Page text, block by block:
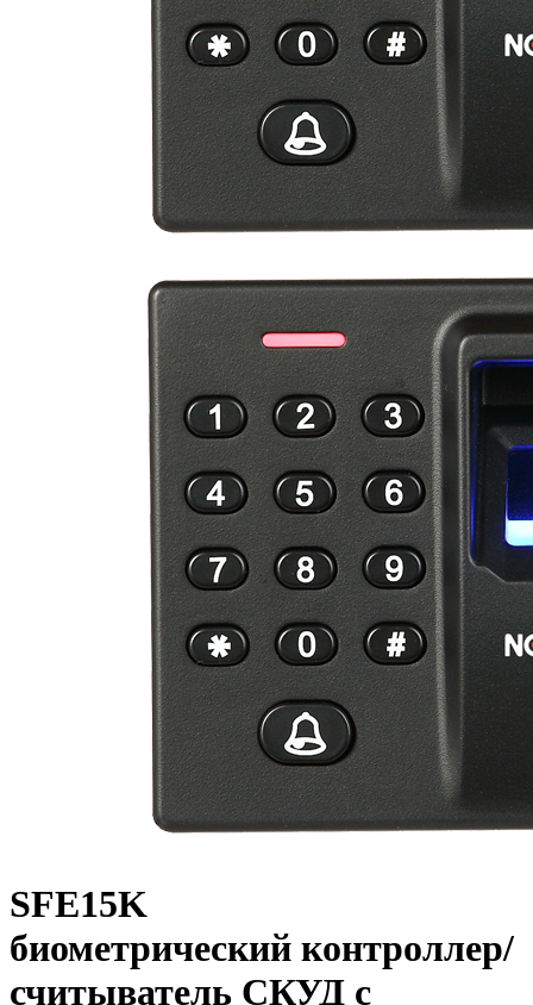
SFE15K
биометрический контроллер/
считыватель СКУД с